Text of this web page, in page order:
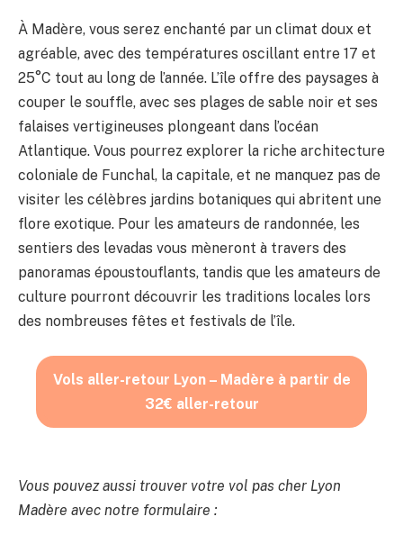
À Madère, vous serez enchanté par un climat doux et
agréable, avec des températures oscillant entre 17 et
25°C tout au long de l’année. L’île offre des paysages à
couper le souffle, avec ses plages de sable noir et ses
falaises vertigineuses plongeant dans l’océan
Atlantique. Vous pourrez explorer la riche architecture
coloniale de Funchal, la capitale, et ne manquez pas de
visiter les célèbres jardins botaniques qui abritent une
flore exotique. Pour les amateurs de randonnée, les
sentiers des levadas vous mèneront à travers des
panoramas époustouflants, tandis que les amateurs de
culture pourront découvrir les traditions locales lors
des nombreuses fêtes et festivals de l’île.
Vols aller-retour Lyon – Madère à partir de
32€ aller-retour
Vous pouvez aussi trouver votre vol pas cher Lyon
Madère avec notre formulaire :